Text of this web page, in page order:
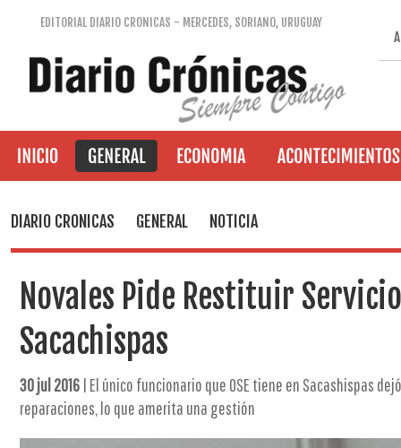
EDITORIAL DIARIO CRONICAS - MERCEDES, SORIANO, URUGUAY
DIARIO CRONICAS GENERAL NOTICIA
Novales Pide Restituir Servicio
Sacachispas
30 jul 2016 | El único funcionario que OSE tiene en Sacashispas
reparaciones, lo que amerita una gestión